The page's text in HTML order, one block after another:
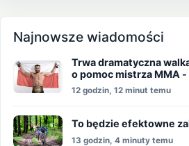
Najnowsze wiadomości
Trwa dramatyczna
o pomoc mistrza MMA
12 godzin, 12 minut temu
To będzie efektowne
13 godzin, 4 minuty temu